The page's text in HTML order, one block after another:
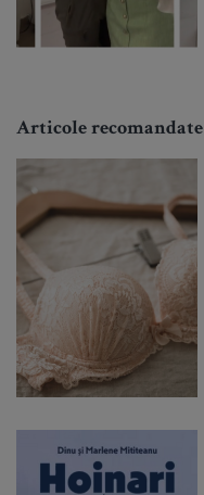
Articole recomandate